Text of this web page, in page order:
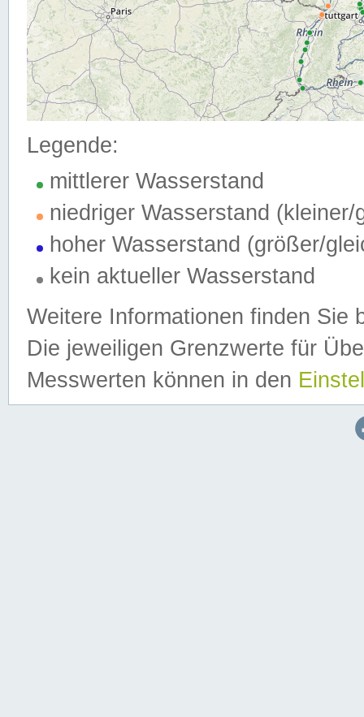
Legende:
mittlerer Wasserstand
niedriger Wasserstand (kleiner/
hoher Wasserstand (größer/
kein aktueller Wasserstand
Weitere Informationen finden Sie
Die jeweiligen Grenzwerte für
Messwerten können in den